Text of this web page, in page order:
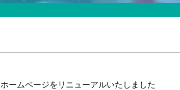
ホームページをリニューアルいたしました